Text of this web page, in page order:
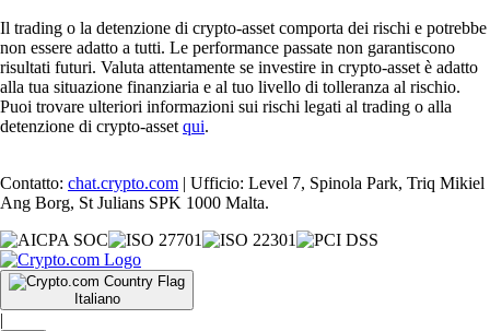
Il trading o la detenzione di crypto-asset comporta dei rischi e potrebbe
non essere adatto a tutti. Le performance passate non garantiscono
risultati futuri. Valuta attentamente se investire in crypto-asset è adatto
alla tua situazione finanziaria e al tuo livello di tolleranza al rischio.
Puoi trovare ulteriori informazioni sui rischi legati al trading o alla
detenzione di crypto-asset qui.
Contatto: chat.crypto.com | Ufficio: Level 7, Spinola Park, Triq Mikiel
Ang Borg, St Julians SPK 1000 Malta.
Italiano
|